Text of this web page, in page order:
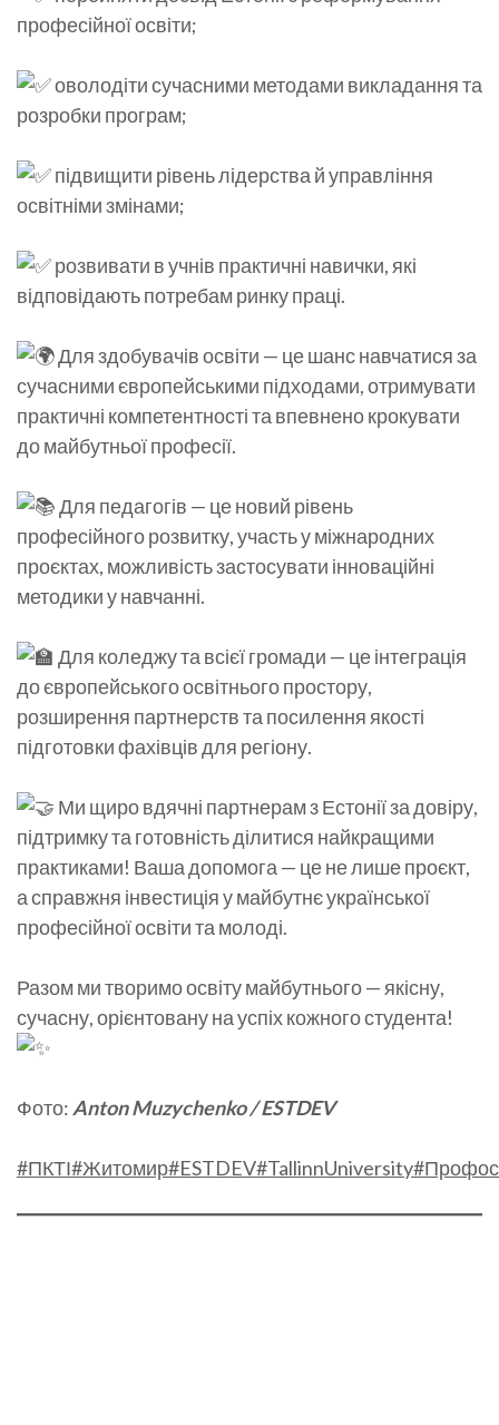
професійної освіти;
оволодіти сучасними методами викладання та
розробки програм;
підвищити рівень лідерства й управління
освітніми змінами;
розвивати в учнів практичні навички, які
відповідають потребам ринку праці.
Для здобувачів освіти — це шанс навчатися за
сучасними європейськими підходами, отримувати
практичні компетентності та впевнено крокувати
до майбутньої професії.
Для педагогів — це новий рівень
професійного розвитку, участь у міжнародних
проєктах, можливість застосувати інноваційні
методики у навчанні.
Для коледжу та всієї громади — це інтеграція
до європейського освітнього простору,
розширення партнерств та посилення якості
підготовки фахівців для регіону.
Ми щиро вдячні партнерам з Естонії за довіру,
підтримку та готовність ділитися найкращими
практиками! Ваша допомога — це не лише проєкт,
а справжня інвестиція у майбутнє української
професійної освіти та молоді.
Разом ми творимо освіту майбутнього — якісну,
сучасну, орієнтовану на успіх кожного студента!
Фото: Anton Muzychenko / ESTDEV
#ПКТІ#Житомир#ESTDEV#TallinnUniversity